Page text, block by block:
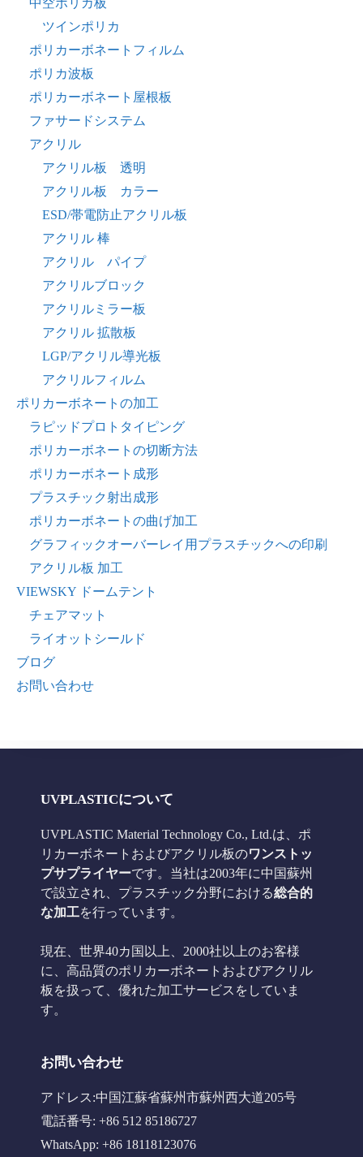
ツインポリカ
ポリカーボネートフィルム
ポリカ波板
ポリカーボネート屋根板
ファサードシステム
アクリル
アクリル板 透明
アクリル板 カラー
ESD/帯電防止アクリル板
アクリル 棒
アクリル パイプ
アクリルブロック
アクリルミラー板
アクリル 拡散板
LGP/アクリル導光板
アクリルフィルム
ポリカーボネートの加工
ラピッドプロトタイピング
ポリカーボネートの切断方法
ポリカーボネート成形
プラスチック射出成形
ポリカーボネートの曲げ加工
グラフィックオーバーレイ用プラスチックへの印刷
アクリル板 加工
VIEWSKY ドームテント
チェアマット
ライオットシールド
ブログ
お問い合わせ
UVPLASTICについて
UVPLASTIC Material Technology Co., Ltd.は、ポ
リカーボネートおよびアクリル板のワンストッ
プサプライヤーです。当社は2003年に中国蘇州
で設立され、プラスチック分野における総合的
な加工を行っています。
現在、世界40カ国以上、2000社以上のお客様
に、高品質のポリカーボネートおよびアクリル
板を扱って、優れた加工サービスをしていま
す。
お問い合わせ
アドレス:中国江蘇省蘇州市蘇州西大道205号
電話番号: +86 512 85186727
WhatsApp: +86 18118123076